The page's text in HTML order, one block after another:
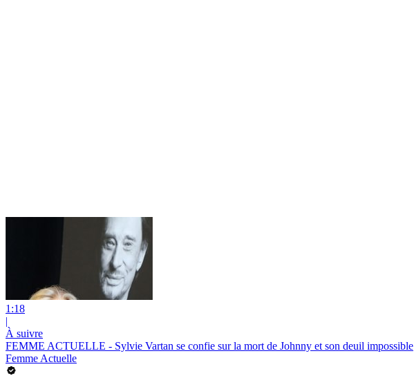
1:18
|
À suivre
FEMME ACTUELLE - Sylvie Vartan se confie sur la mort de Johnny et son deuil impossible
Femme Actuelle